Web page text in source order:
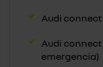
Audi
Audi
emergencia)